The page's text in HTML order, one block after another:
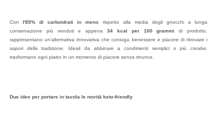
Conl'85% di carboidrati in meno rispetto alla media degli gnocchi a lunga
conservazione più venduti e appena34 kcal per 100 grammi
di prodotto,
rappresentano un'alternativa innovativa che coniuga benessere e piacere di ritrovare i
sapori della tradizione. Ideali da abbinare a condimenti semplici o più creativi,
trasformano ogni piatto in un momento di piacere senza rinunce.
Due idee per portare in tavola le novità keto-friendly